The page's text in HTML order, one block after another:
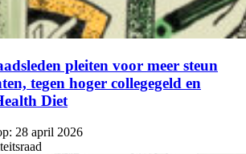
pleiten voor meer steun
tegen hoger collegegeld en
Diet
28 april 2026